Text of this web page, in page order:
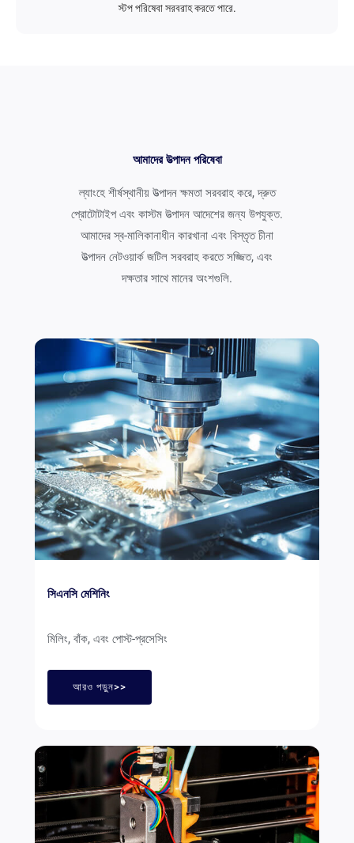
স্টপ পরিষেবা সরবরাহ করতে পারে.
আমাদের উত্পাদন পরিষেবা
ল্যাংহে শীর্ষস্থানীয় উত্পাদন ক্ষমতা সরবরাহ করে, দ্রুত
প্রোটোটাইপ এবং কাস্টম উত্পাদন আদেশের জন্য উপযুক্ত.
আমাদের স্ব-মালিকানাধীন কারখানা এবং বিস্তৃত চীনা
উত্পাদন নেটওয়ার্ক জটিল সরবরাহ করতে সজ্জিত, এবং
দক্ষতার সাথে মানের অংশগুলি.
সিএনসি মেশিনিং
মিলিং, বাঁক, এবং পোস্ট-প্রসেসিং
আরও পড়ুন>>